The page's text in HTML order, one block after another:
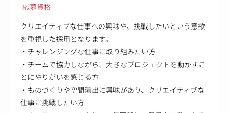
応募資格
クリエイティブな仕事への興味や、挑戦したいという意欲
を重視した採用となります。
・チャレンジングな仕事に取り組みたい方
・チームで協力しながら、大きなプロジェクトを動かすこ
とにやりがいを感じる方
・ものづくりや空間演出に興味があり、クリエイティブな
仕事に挑戦したい方